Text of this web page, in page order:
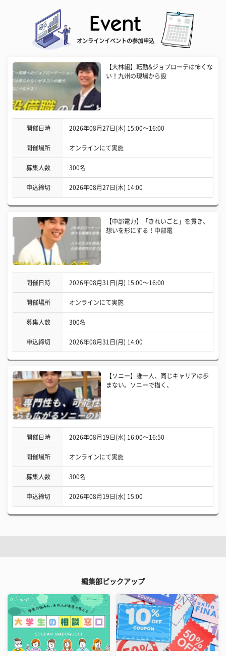
オンラインイベントの参加申込
【大林組】転勤&ジョブローテは怖くな
い！九州の現場から設
開催日時 2026年08月27日(木) 15:00〜16:00
開催場所 オンラインにて実施
募集人数 300名
申込締切 2026年08月27日(木) 14:00
【中部電力】「きれいごと」を貫き、
想いを形にする！中部電
開催日時 2026年08月31日(月) 15:00〜16:00
開催場所 オンラインにて実施
募集人数 300名
申込締切 2026年08月31日(月) 14:00
【ソニー】誰一人、同じキャリアは歩
まない。ソニーで描く、
開催日時 2026年08月19日(水) 16:00〜16:50
開催場所 オンラインにて実施
募集人数 300名
申込締切 2026年08月19日(水) 15:00
編集部ピックアップ